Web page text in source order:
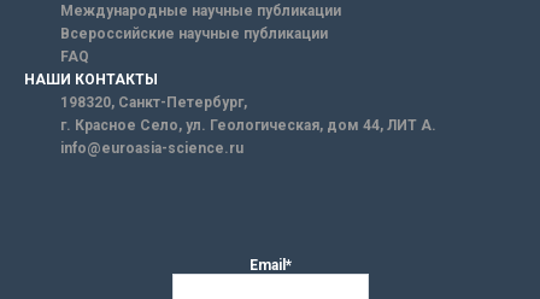
Международные научные публикации
Всероссийские научные публикации
FAQ
НАШИ КОНТАКТЫ
198320, Санкт-Петербург,
г. Красное Село, ул. Геологическая, дом 44, ЛИТ А.
info@euroasia-science.ru
Email*